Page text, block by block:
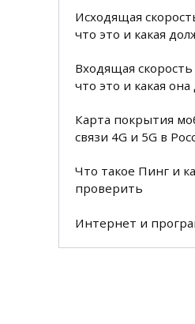
Исходящая
что это и какая
Входящая
что это и какая
Карта покрытия
связи 4G и 5G в
Что такое Пинг и
проверить
Интернет и